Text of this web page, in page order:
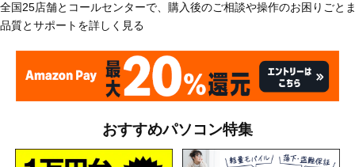
全国25店舗とコールセンターで、購入後のご相談や操作のお困りごと
品質とサポートを詳しく見る
おすすめパソコン特集